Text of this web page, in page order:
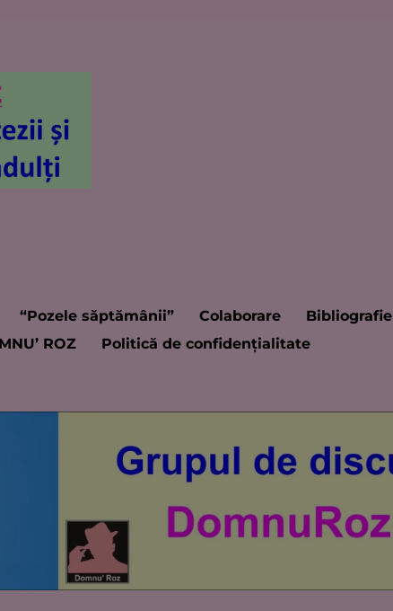
“Pozele săptămânii” Colaborare Bibliografie
ROZ Politică de confidențialitate